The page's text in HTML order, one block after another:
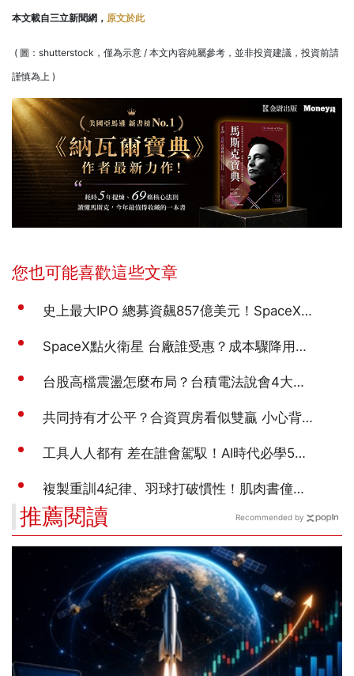
本文載自三立新聞網， 原文於此
( 圖：shutterstock，僅為示意 / 本文內容純屬參考，並非投資建議，投資前請
謹慎為上 )
推薦閱讀 Recommended by